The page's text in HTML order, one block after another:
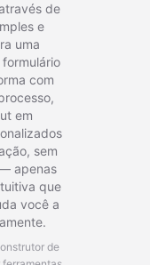
de
e
uma
com
em
sem
apenas
que
você a
de